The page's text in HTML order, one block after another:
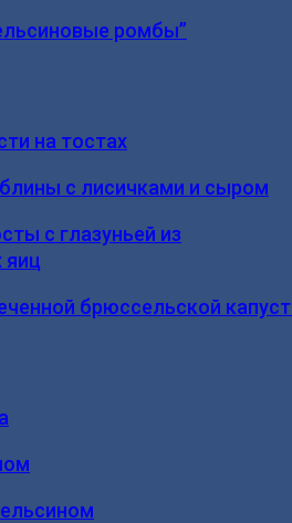
ромбы”
на тостах
с лисичками и сыром
с глазуньей из
яиц
брюссельской